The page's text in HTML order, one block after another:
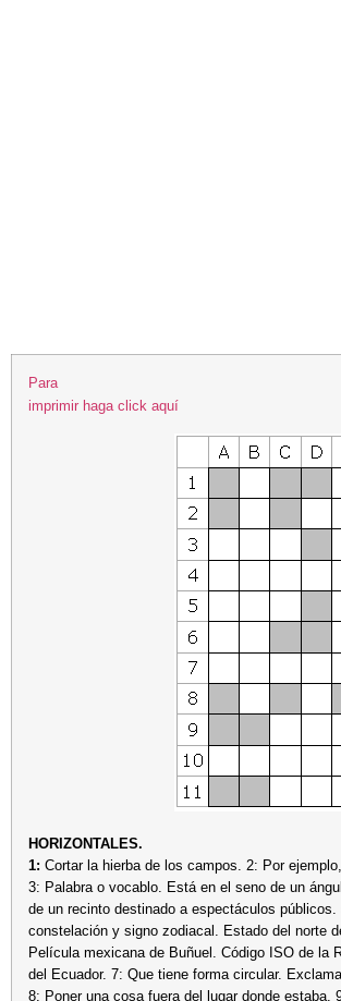
Para
imprimir haga click aquí
HORIZONTALES.
1: Cortar la hierba de los campos. 2: Por
3: Palabra o vocablo. Está en el seno de un
de un recinto destinado a espectáculos públicos.
constelación y signo zodiacal. Estado del norte
Película mexicana de Buñuel. Código ISO de la
del Ecuador. 7: Que tiene forma circular.
8: Poner una cosa fuera del lugar donde estaba.